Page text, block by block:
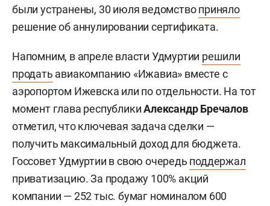
последний день в „Ижавиа“, меня попросили, и я
написал заявление об увольнении. Благодарен
связи», — написал Синельников.
В начале мая Росавиация ограничила действие
сертификата эксплуатанта «Ижавиа» до 28 июля
после профилактической проверки
производственной базы перевозчика.
Поскольку выявленные нарушения так и не
были устранены, 30 июля ведомствоприняло
решение об аннулировании сертификата.